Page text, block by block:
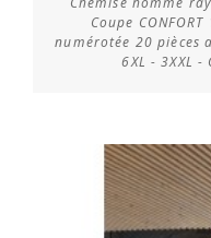
Coupe
numérotée 20 pièces
6XL - 3XXL